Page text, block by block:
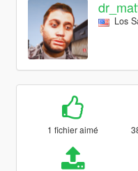
Los
1 fichier aimé